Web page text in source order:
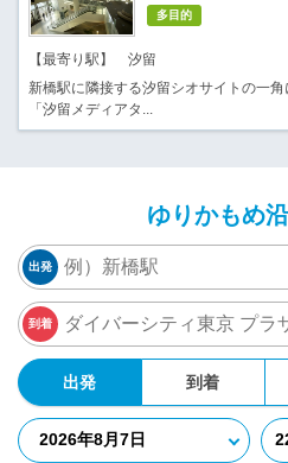
多目的
【最寄り駅】 汐留
新橋駅に隣接する汐留シオサイトの一
「汐留メディアタ...
ゆりかもめ
出発
到着
出発 到着